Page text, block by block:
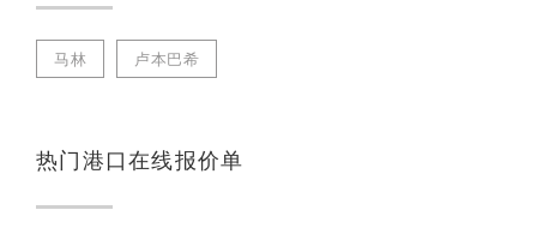
马林 卢本巴希
热门港口在线报价单